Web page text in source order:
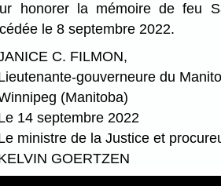
honorer la mémoire de feu
le 8 septembre 2022.
C. FILMON,
gouverneure du
(Manitoba)
14 septembre 2022
ministre de la Justice et
GOERTZEN